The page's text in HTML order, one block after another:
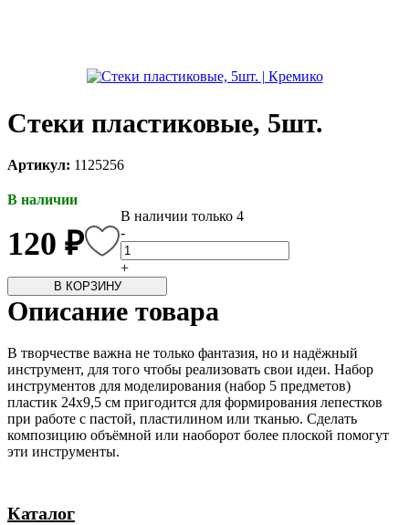
256-54-
Стеки пластиковые, 5шт.
Артикул: 1125256
В наличии
120 ₽
В наличии только 4
-
+
В КОРЗИНУ
Описание товара
В творчестве важна не только фантазия, но и надёжный
инструмент, для того чтобы реализовать свои идеи. Набор
инструментов для моделирования (набор 5 предметов)
пластик 24х9,5 см пригодится для формирования лепестков
при работе с пастой, пластилином или тканью. Сделать
композицию объёмной или наоборот более плоской помогут
эти инструменты.
Каталог